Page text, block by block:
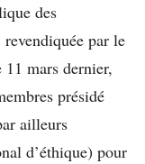
des
par le
mars dernier,
présidé
ailleurs
d’éthique) pour